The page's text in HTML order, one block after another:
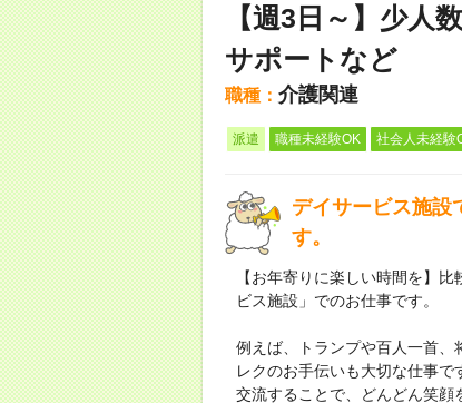
【週3日～】少人
サポートなど
職種： 介護関連
派遣 職種未経験OK 社会人未経験
デイサービス施設
す。
【お年寄りに楽しい時間を】
ビス施設」でのお仕事です。
例えば、トランプや百人一首、
レクのお手伝いも大切な仕事
交流することで、どんどん笑顔